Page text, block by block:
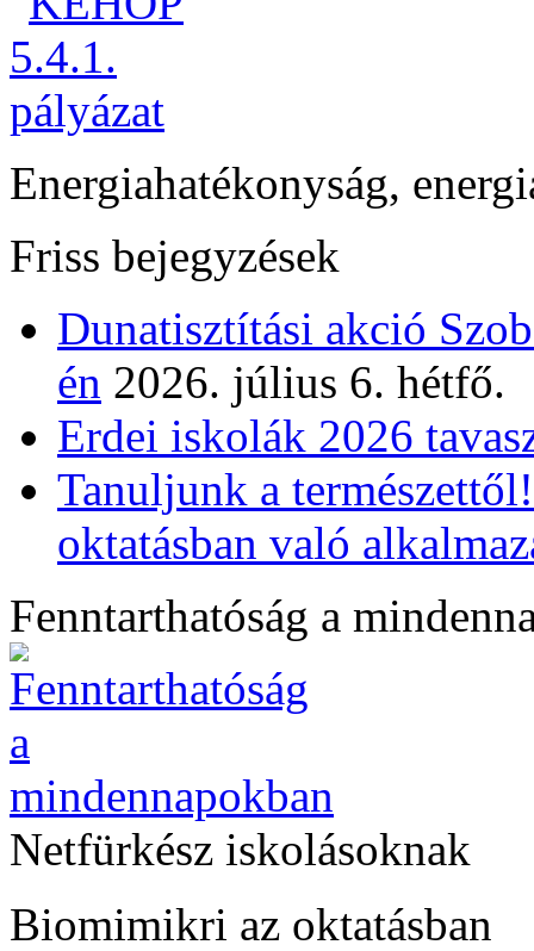
Energiahatékonyság,
Friss bejegyzések
Dunatisztítási akció
én 2026. július 6. hétfő.
Erdei iskolák 2026
Tanuljunk a
oktatásban való
Fenntarthatóság a
Netfürkész iskolásoknak
Biomimikri az oktatásban